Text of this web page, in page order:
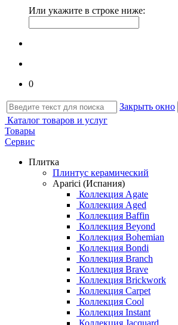
Или укажите в строке ниже:
0
Закрыть окно
Каталог товаров и услуг
Товары
Сервис
Плитка
Плинтус керамический
Aparici (Испания)
Коллекция Agate
Коллекция Aged
Коллекция Baffin
Коллекция Beyond
Коллекция Bohemian
Коллекция Bondi
Коллекция Branch
Коллекция Brave
Коллекция Brickwork
Коллекция Carpet
Коллекция Cool
Коллекция Instant
Коллекция Jacquard